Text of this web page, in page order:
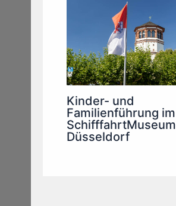
Kinder- und
Familienführung im
SchifffahrtMuseum
Düsseldorf